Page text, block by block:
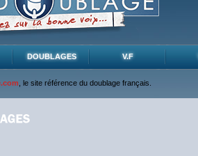
DOUBLAGES V.F
, le site référence du doublage français.